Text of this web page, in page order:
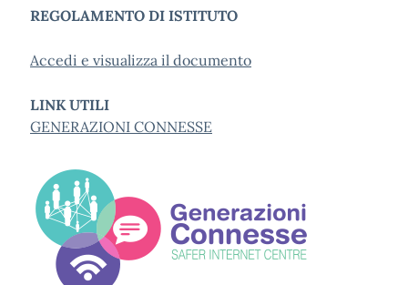
REGOLAMENTO DI ISTITUTO
Accedi e visualizza il documento
LINK UTILI
GENERAZIONI CONNESSE